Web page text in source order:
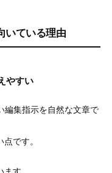
ている理由
やすい
集指示を自然な文章で
です。
す。